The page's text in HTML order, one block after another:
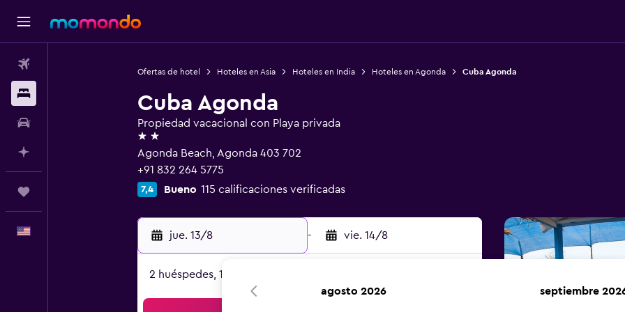
Ofertas de hotel Hoteles en Asia Hoteles en India Hoteles en Agonda Cuba Agonda
Cuba Agonda
Propiedad vacacional con Playa privada
2 estrellas
Agonda Beach, Agonda 403 702
+91 832 264 5775
7,4 Bueno 115 calificaciones verificadas
jue. 13/8 - vie. 14/8
2 huéspedes, 1 habitación
agosto 2026 septiembre